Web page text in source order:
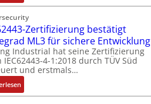
E
i
n
f
a
c
h
e
S
Zertifizierung bestätigt
ML3 für sichere Entwicklung
Industrial hat seine Zertifizierung
IEC62443-4-1:2018 durch TÜV Süd
und erstmals…
:
I